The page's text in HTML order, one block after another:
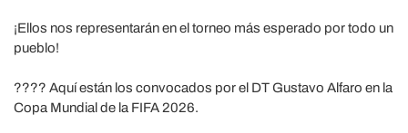
¡Ellos nos representarán en el torneo más esperado por todo un
pueblo!
???? Aquí están los convocados por el DT Gustavo Alfaro en la
Copa Mundial de la FIFA 2026.